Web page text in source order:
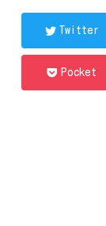
Twitter
Pocket